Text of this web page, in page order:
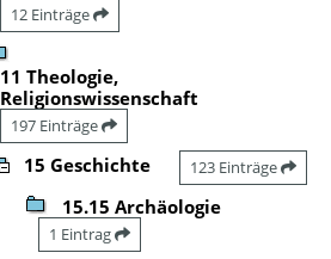
12 Einträge
11 Theologie,
Religionswissenschaft
197 Einträge
15 Geschichte 123 Einträge
15.15 Archäologie
1 Eintrag